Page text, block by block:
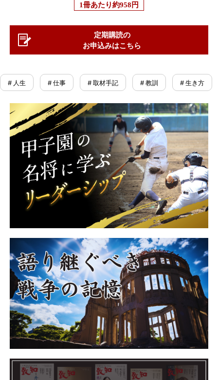
1冊あたり約958円
定期購読の
お申込みはこちら
# 人生 # 仕事 # 取材手記 # 教訓 # 生き方